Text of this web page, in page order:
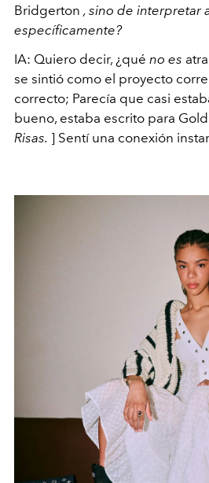
Bridgerton , sino de interpretar
específicamente?
IA: Quiero decir, ¿qué no es
se sintió como el proyecto
correcto; Parecía que casi
bueno, estaba escrito para
Risas. ] Sentí una conexión